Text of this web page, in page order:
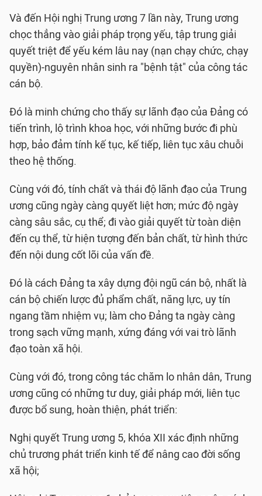
Và đến Hội nghị Trung ương 7 lần này, Trung ương
chọc thẳng vào giải pháp trọng yếu, tập trung giải
quyết triệt để yếu kém lâu nay (nạn chạy chức, chạy
quyền)-nguyên nhân sinh ra "bệnh tật" của công tác
cán bộ.
Đó là minh chứng cho thấy sự lãnh đạo của Đảng có
tiến trình, lộ trình khoa học, với những bước đi phù
hợp, bảo đảm tính kế tục, kế tiếp, liên tục xâu chuỗi
theo hệ thống.
Cùng với đó, tính chất và thái độ lãnh đạo của Trung
ương cũng ngày càng quyết liệt hơn; mức độ ngày
càng sâu sắc, cụ thể; đi vào giải quyết từ toàn diện
đến cụ thể, từ hiện tượng đến bản chất, từ hình thức
đến nội dung cốt lõi của vấn đề.
Đó là cách Đảng ta xây dựng đội ngũ cán bộ, nhất là
cán bộ chiến lược đủ phẩm chất, năng lực, uy tín
ngang tầm nhiệm vụ; làm cho Đảng ta ngày càng
trong sạch vững mạnh, xứng đáng với vai trò lãnh
đạo toàn xã hội.
Cùng với đó, trong công tác chăm lo nhân dân, Trung
ương cũng có những tư duy, giải pháp mới, liên tục
được bổ sung, hoàn thiện, phát triển:
Nghị quyết Trung ương 5, khóa XII xác định những
chủ trương phát triển kinh tế để nâng cao đời sống
xã hội;